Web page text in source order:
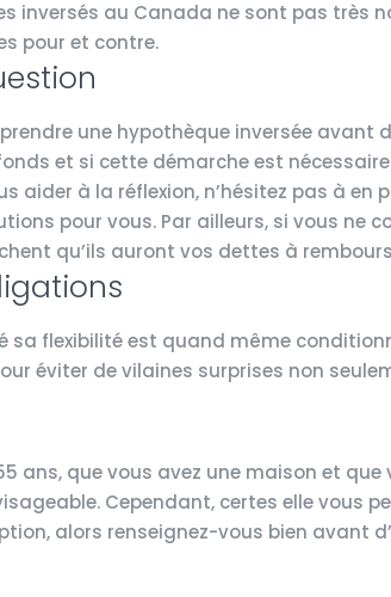
inversés au Canada ne sont pas très
pour et contre.
une hypothèque inversée avant
et si cette démarche est
aider à la réflexion, n’hésitez pas à
pour vous. Par ailleurs, si vous ne
qu’ils auront vos dettes à
sa flexibilité est quand même
éviter de vilaines surprises non
ans, que vous avez une maison et
Cependant, certes elle vous
alors renseignez-vous bien avant